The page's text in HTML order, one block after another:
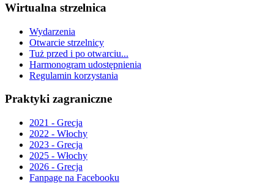
Wirtualna strzelnica
Wydarzenia
Otwarcie strzelnicy
Tuż przed i po otwarciu...
Harmonogram udostępnienia
Regulamin korzystania
Praktyki zagraniczne
2021 - Grecja
2022 - Włochy
2023 - Grecja
2025 - Włochy
2026 - Grecja
Fanpage na Facebooku